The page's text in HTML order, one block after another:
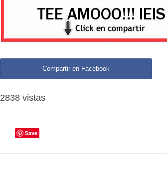
Compartir en Facebook
2838 vistas
Save